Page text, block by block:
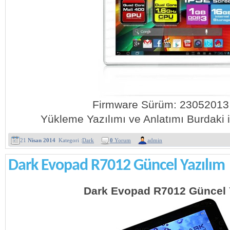
Firmware Sürüm:
Yükleme Yazılımı ve Anlatımı Burdaki
21 Nisan 2014 Kategori :Dark 0 Yorum admin
Dark Evopad R7012 Güncel Yazılım
Dark Evopad R7012 Güncel